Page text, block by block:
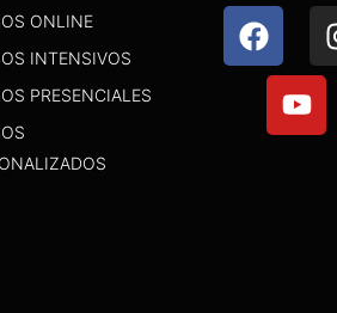
ONLINE
INTENSIVOS
PRESENCIALES
F
a
c
b
Y
u
t
u